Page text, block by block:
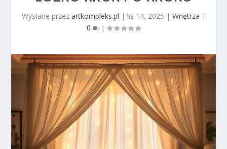
Wysłane przez artkompleks.pl | lis 14, 2025 | Wnętrza |
0
|